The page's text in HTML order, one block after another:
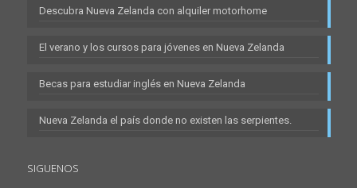
Descubra Nueva Zelanda con alquiler motorhome
El verano y los cursos para jóvenes en Nueva Zelanda
Becas para estudiar inglés en Nueva Zelanda
Nueva Zelanda el país donde no existen las serpientes.
SIGUENOS